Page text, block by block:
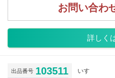
お問い合わ
詳しく
出品番号 103511 いすゞ